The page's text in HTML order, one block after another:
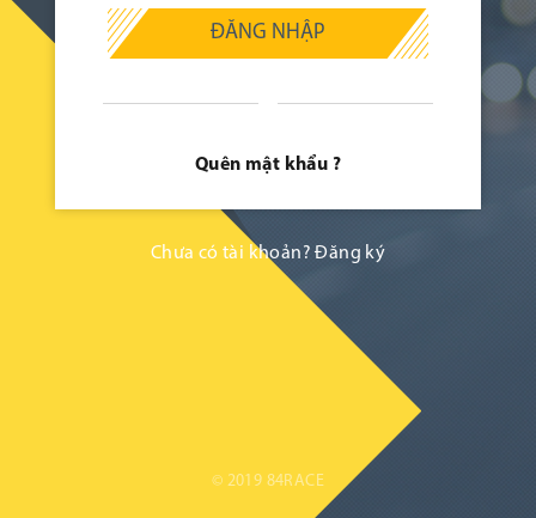
ĐĂNG NHẬP
Quên mật khẩu ?
Chưa có tài khoản?Đăng ký
© 2019 84RACE